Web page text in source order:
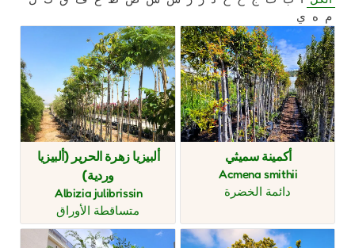
م ه ي
أكمينة سميثي
Acmena smithii
دائمة الخضرة
ألبيزيا زهرة الحرير (ألبيزيا
وردية)
Albizia julibrissin
متساقطة الأوراق